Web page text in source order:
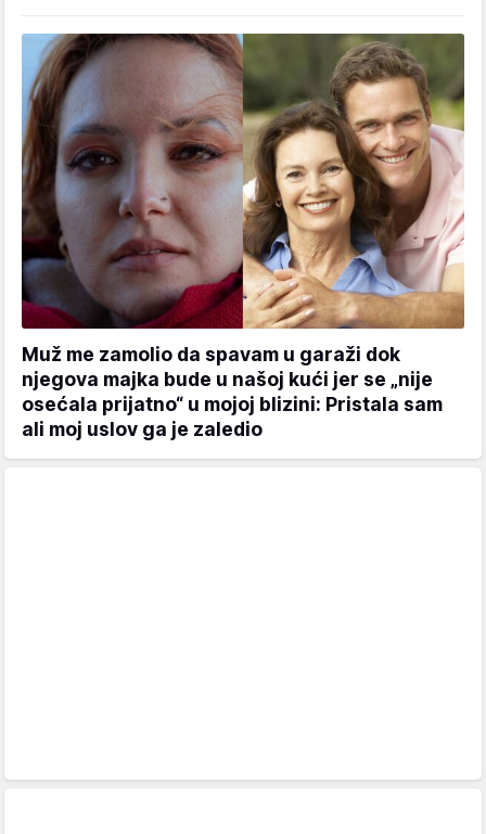
Muž me zamolio da spavam u garaži dok
njegova majka bude u našoj kući jer se „nije
osećala prijatno“ u mojoj blizini: Pristala sam
ali moj uslov ga je zaledio